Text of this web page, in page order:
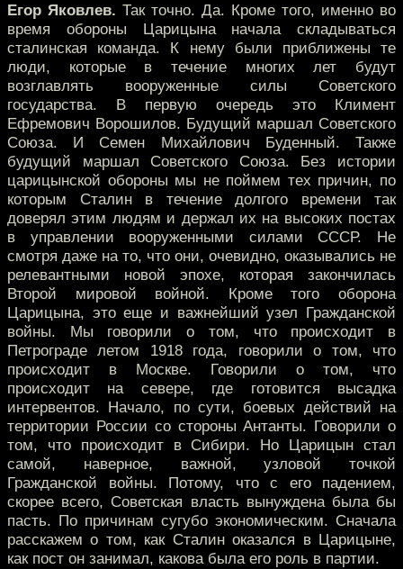
Егор Яковлев. Так точно. Да. Кроме того, именно во
время обороны Царицына начала складываться
сталинская команда. К нему были приближены те
люди, которые в течение многих лет будут
возглавлять вооруженные силы Советского
государства. В первую очередь это Климент
Ефремович Ворошилов. Будущий маршал Советского
Союза. И Семен Михайлович Буденный. Также
будущий маршал Советского Союза. Без истории
царицынской обороны мы не поймем тех причин, по
которым Сталин в течение долгого времени так
доверял этим людям и держал их на высоких постах
в управлении вооруженными силами СССР. Не
смотря даже на то, что они, очевидно, оказывались не
релевантными новой эпохе, которая закончилась
Второй мировой войной. Кроме того оборона
Царицына, это еще и важнейший узел Гражданской
войны. Мы говорили о том, что происходит в
Петрограде летом 1918 года, говорили о том, что
происходит в Москве. Говорили о том, что
происходит на севере, где готовится высадка
интервентов. Начало, по сути, боевых действий на
территории России со стороны Антанты. Говорили о
том, что происходит в Сибири. Но Царицын стал
самой, наверное, важной, узловой точкой
Гражданской войны. Потому, что с его падением,
скорее всего, Советская власть вынуждена была бы
пасть. По причинам сугубо экономическим. Сначала
расскажем о том, как Сталин оказался в Царицыне,
как пост он занимал, какова была его роль в партии.